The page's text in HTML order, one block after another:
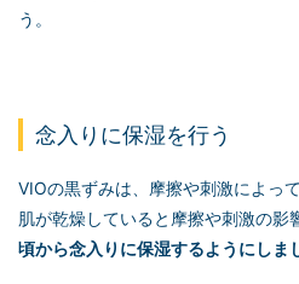
う。
念入りに保湿を行う
VIOの黒ずみは、摩擦や刺激によっ
肌が乾燥していると摩擦や刺激の影
頃から念入りに保湿するようにしま